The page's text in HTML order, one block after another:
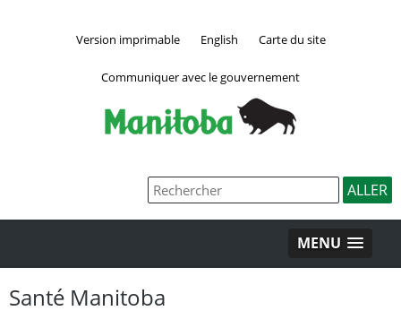
Version imprimable English Carte du site
Communiquer avec le gouvernement
MENU
Santé Manitoba